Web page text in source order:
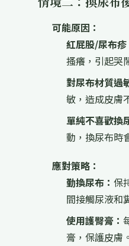
可能原因：
紅屁股/尿布疹
搔癢，引起哭
對尿布材質過
敏，造成皮膚
單純不喜歡換
動，換尿布時
應對策略：
勤換尿布： 保
間接觸尿液和
使用護臀膏：
膏，保護皮膚。